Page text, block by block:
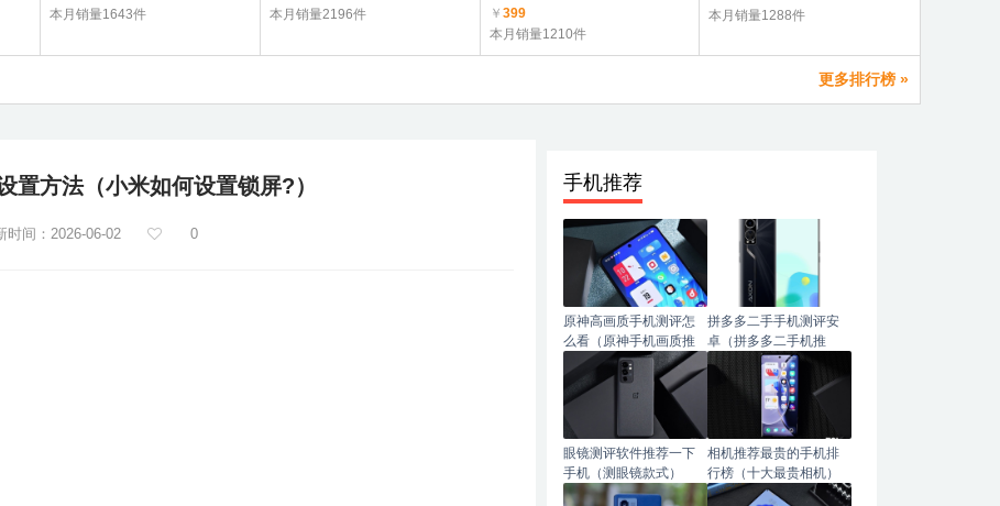
本月销量1643件
本月销量2196件
￥ 399
本月销量1210件
本月销量1288件
更多排行榜 »
置方法（小米如何设置锁屏?）
时间：2026-06-02 0
手机推荐
原神高画质手机测评怎
么看（原神手机画质推
荐）
拼多多二手手机测评安
卓（拼多多二手机推
荐）
眼镜测评软件推荐一下
手机（测眼镜款式）
相机推荐最贵的手机排
行榜（十大最贵相机）